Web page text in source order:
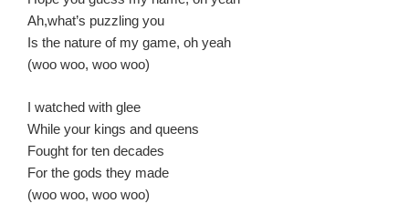
Ah,what’s puzzling you
Is the nature of my game, oh yeah
(woo woo, woo woo)
I watched with glee
While your kings and queens
Fought for ten decades
For the gods they made
(woo woo, woo woo)